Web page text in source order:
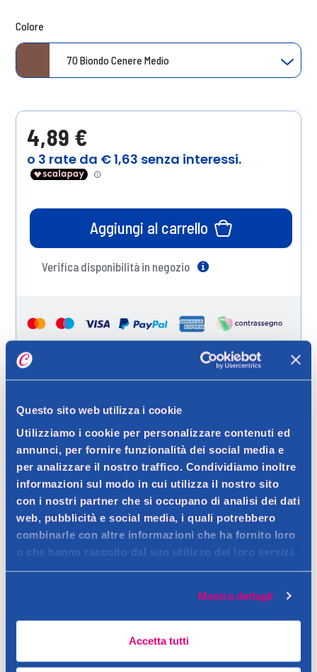
Questo sito web utilizza i cookie
Utilizziamo i cookie per personalizzare contenuti ed
annunci, per fornire funzionalità dei social media e
per analizzare il nostro traffico. Condividiamo inoltre
informazioni sul modo in cui utilizza il nostro sito
con i nostri partner che si occupano di analisi dei dati
web, pubblicità e social media, i quali potrebbero
combinarle con altre informazioni che ha fornito loro
o che hanno raccolto dal suo utilizzo dei loro servizi.
Mostra dettagli
Accetta tutti
Colore
70 Biondo Cenere Medio
4,89 €
Aggiungi al carrello
Verifica disponibilità in negozio
Dettagli prodotto
Colorazione per capelli permanente senza ammoniaca. Copre il
Una combinazione di pigmenti, balsami e polimeri per un
risultato dall’aspetto naturale e multidimensionale. Protegge il
Avvertenze